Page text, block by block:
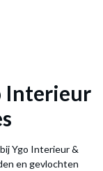
Interieur
Ygo Interieur &
en gevlochten